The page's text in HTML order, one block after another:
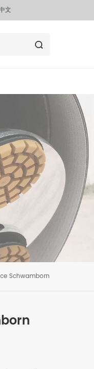
文
Schwamborn